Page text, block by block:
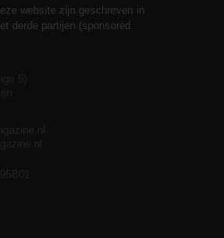
Stiefouderschap en
relaties
moeite!
website zijn geschreven in
derde partijen (sponsored